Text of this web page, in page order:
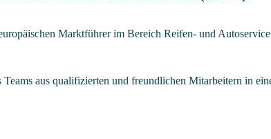
Marktführer im Bereich Reifen- und
aus qualifizierten und freundlichen Mitarbeitern in